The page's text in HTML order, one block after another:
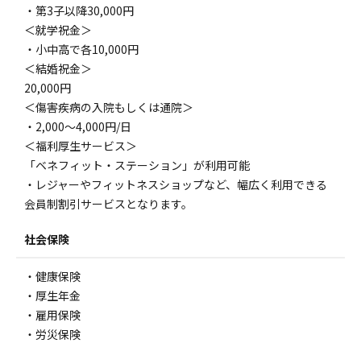
・第3子以降30,000円
＜就学祝金＞
・小中高で各10,000円
＜結婚祝金＞
20,000円
＜傷害疾病の入院もしくは通院＞
・2,000〜4,000円/日
＜福利厚生サービス＞
「ベネフィット・ステーション」が利用可能
・レジャーやフィットネスショップなど、幅広く利用できる
会員制割引サービスとなります。
社会保険
・健康保険
・厚生年金
・雇用保険
・労災保険